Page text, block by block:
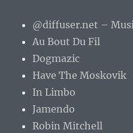
@diffuser.net –
Au Bout Du Fil
Dogmazic
Have The Moskovik
In Limbo
Jamendo
Robin Mitchell